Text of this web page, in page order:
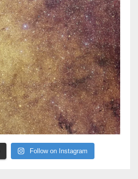
Follow on Instagram